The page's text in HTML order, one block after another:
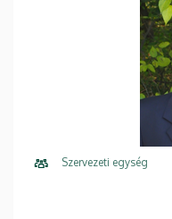
Szervezeti egység